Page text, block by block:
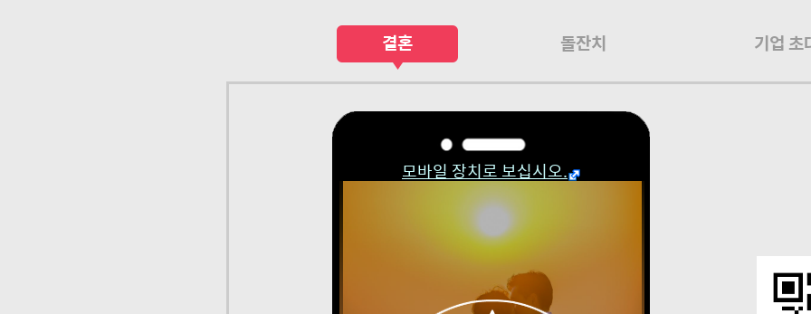
결혼 돌잔치 기업 초
모바일 장치로 보십시오.